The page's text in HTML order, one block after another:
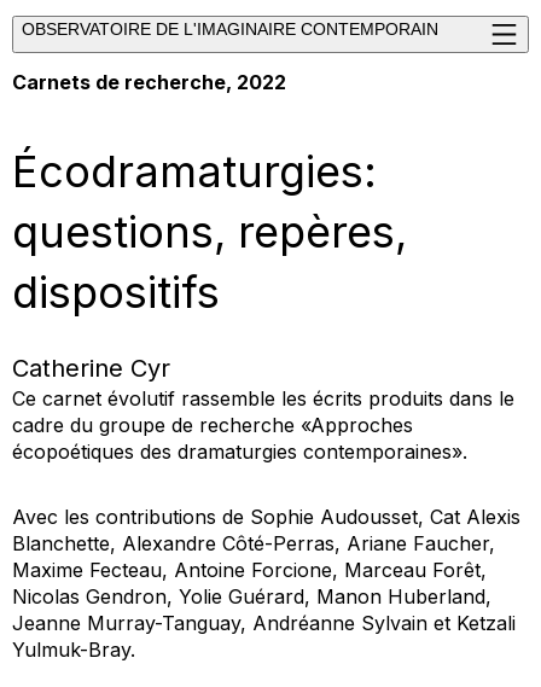
OBSERVATOIRE DE L'IMAGINAIRE CONTEMPORAIN
Carnets de recherche, 2022
Écodramaturgies:
questions, repères,
dispositifs
Catherine Cyr
Ce carnet évolutif rassemble les écrits produits dans le
cadre du groupe de recherche «Approches
écopoétiques des dramaturgies contemporaines».
Avec les contributions de Sophie Audousset, Cat Alexis
Blanchette, Alexandre Côté-Perras, Ariane Faucher,
Maxime Fecteau, Antoine Forcione, Marceau Forêt,
Nicolas Gendron, Yolie Guérard, Manon Huberland,
Jeanne Murray-Tanguay, Andréanne Sylvain et Ketzali
Yulmuk-Bray.